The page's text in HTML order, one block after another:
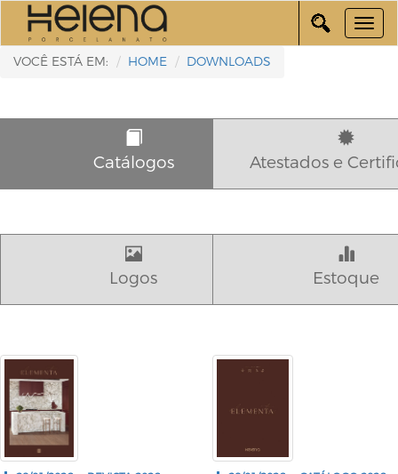
VOCÊ ESTÁ EM: HOME DOWNLOADS
Catálogos Atestados e
Logos Estoque